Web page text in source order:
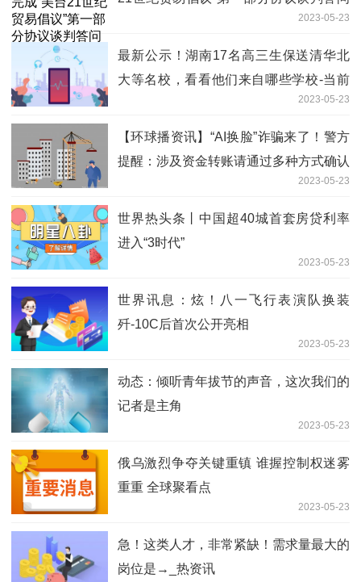
2023-05-23
最新公示！湖南17名高三生保送清华北
大等名校，看看他们来自哪些学校-当前
2023-05-23
【环球播资讯】“AI换脸”诈骗来了！警方
提醒：涉及资金转账请通过多种方式确认
2023-05-23
世界热头条丨中国超40城首套房贷利率
进入“3时代”
2023-05-23
世界讯息：炫！八一飞行表演队换装
歼-10C后首次公开亮相
2023-05-23
动态：倾听青年拔节的声音，这次我们的
记者是主角
2023-05-23
俄乌激烈争夺关键重镇 谁握控制权迷雾
重重 全球聚看点
2023-05-23
急！这类人才，非常紧缺！需求量最大的
岗位是→_热资讯